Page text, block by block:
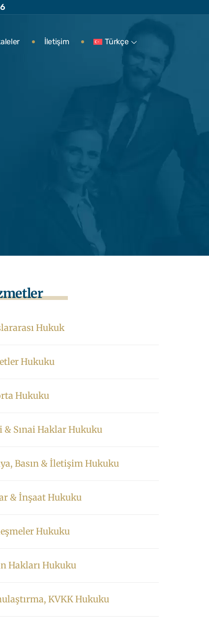
İletişim Türkçe
Hukuk
Hukuku
Hukuku
& Sınai Haklar Hukuku
Basın & İletişim Hukuku
& İnşaat Hukuku
Hukuku
Hakları Hukuku
KVKK Hukuku